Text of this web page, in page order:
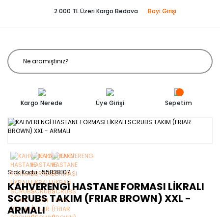
2.000 TL Üzeri Kargo Bedava Bayi Girişi
Kargo Nerede Üye Girişi Sepetim
Stok Kodu 55838107
KAHVERENGİ HASTANE FORMASI LİKRALI
SCRUBS TAKIM (FRIAR BROWN) XXL -
ARMALI